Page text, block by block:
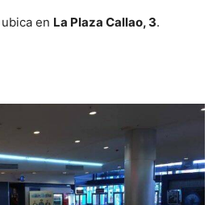
en La Plaza Callao, 3.